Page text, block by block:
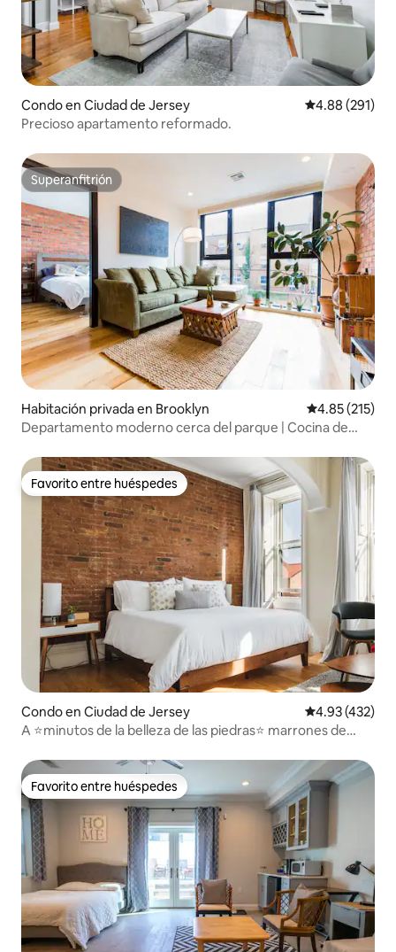
Condo en Ciudad de Jersey Calificación
4.88 (291)
Precioso apartamento reformado.
Superanfitrión
Superanfitrión
Habitación privada en Brooklyn Calificación
4.85 (215)
Departamento moderno cerca del parque | Cocina de
Favorito entre huéspedes
Favorito entre huéspedes
Condo en Ciudad de Jersey Calificación
4.93 (432)
A ⭐minutos de la belleza de las piedras⭐ marrones de
Favorito entre huéspedes
Favorito entre huéspedes